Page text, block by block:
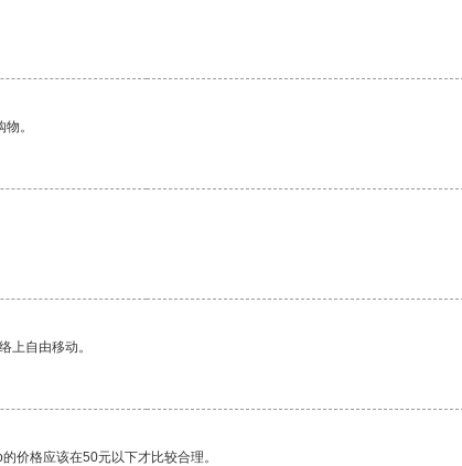
。
上自由移动。
价格应该在50元以下才比较合理。